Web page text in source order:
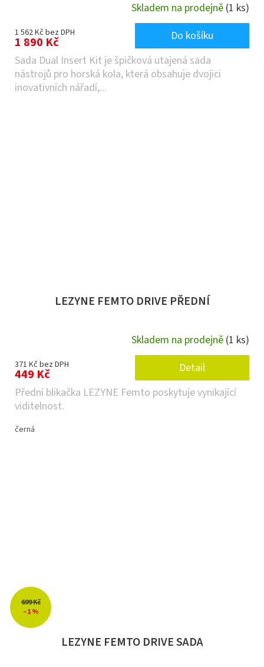
Skladem na prodejně (1 ks)
1 562 Kč bez DPH
1 890 Kč
Do košíku
Sada Dual Insert Kit je špičková utajená sada
nástrojů pro horská kola, která obsahuje dvojici
inovativních nářadí,...
LEZYNE FEMTO DRIVE PŘEDNÍ
Skladem na prodejně (1 ks)
371 Kč bez DPH
449 Kč
Detail
Přední blikačka LEZYNE Femto poskytuje vynikající
viditelnost.
černá
699 Kč
–1 %
LEZYNE FEMTO DRIVE SADA